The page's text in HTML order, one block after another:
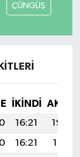
ÇÜNGÜŞ
İKINDI
16:21
19:42
16:21
19:41